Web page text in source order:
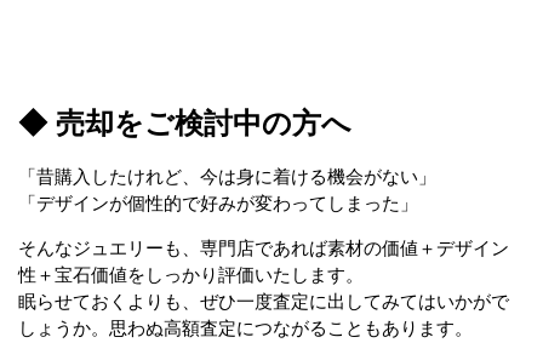
◆ 売却をご検討中の方へ
「昔購入したけれど、今は身に着ける機会がない」
「デザインが個性的で好みが変わってしまった」
そんなジュエリーも、専門店であれば素材の価値＋デザイン
性＋宝石価値をしっかり評価いたします。
眠らせておくよりも、ぜひ一度査定に出してみてはいかがで
しょうか。思わぬ高額査定につながることもあります。